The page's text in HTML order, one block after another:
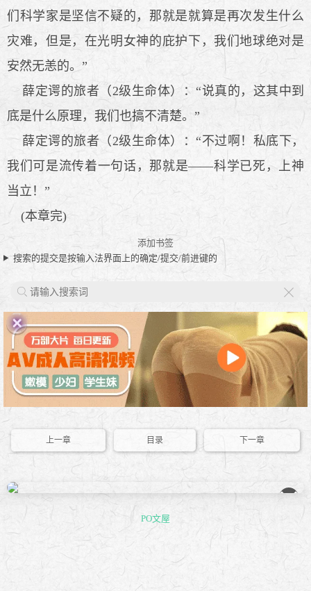
们科学家是坚信不疑的，那就是就算是再次发生什么
灾难，但是，在光明女神的庇护下，我们地球绝对是
安然无恙的。”
薛定谔的旅者（2级生命体）：“说真的，这其中到
底是什么原理，我们也搞不清楚。”
薛定谔的旅者（2级生命体）：“不过啊！私底下，
我们可是流传着一句话，那就是——科学已死，上神
当立！”
(本章完)
添加书签
搜索的提交是按输入法界面上的确定/提交/前进键的
上一章 目录 下一章
��
PO文屋